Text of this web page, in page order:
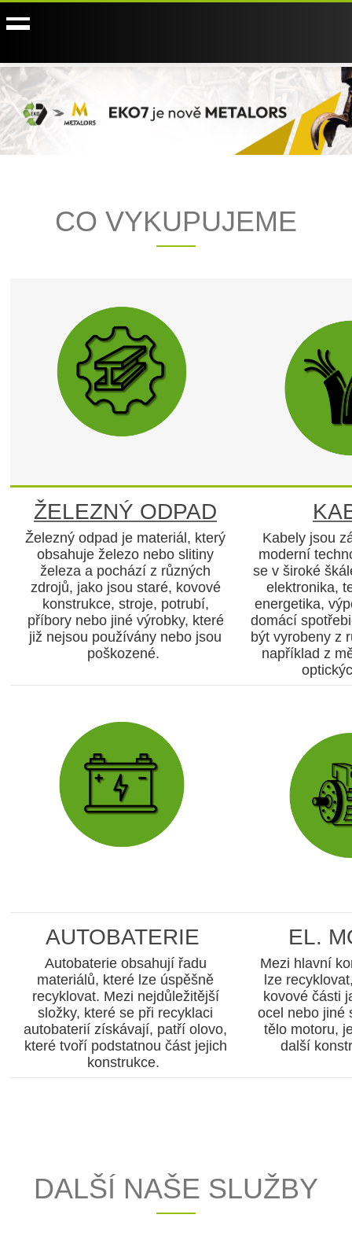
CO VYKUPUJEME
ŽELEZNÝ ODPAD
Železný odpad je materiál, který
obsahuje železo nebo slitiny
železa a pochází z různých
zdrojů, jako jsou staré, kovové
konstrukce, stroje, potrubí,
příbory nebo jiné výrobky, které
již nejsou používány nebo jsou
poškozené.
Kabely jsou
moderní
se v široké
elektronika,
energetika,
domácí
být vyrobeny z
například z
AUTOBATERIE
Autobaterie obsahují řadu
materiálů, které lze úspěšně
recyklovat. Mezi nejdůležitější
složky, které se při recyklaci
autobaterií získávají, patří olovo,
které tvoří podstatnou část jejich
konstrukce.
EL.
Mezi hlavní
lze
kovové části
ocel nebo jiné
tělo motoru,
další
DALŠÍ NAŠE SLUŽBY